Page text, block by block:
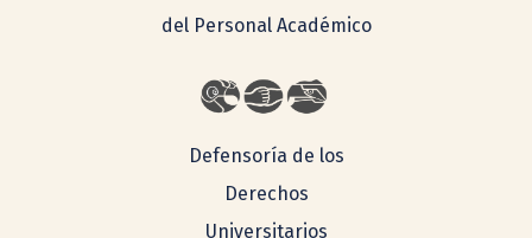
del Personal Académico
Defensoría de los
Derechos
Universitarios